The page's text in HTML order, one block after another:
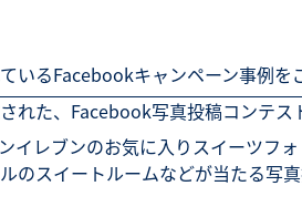
SNS広告運用
SNS勉強会・eラー
いるFacebookキャンペーン事例を
れた、Facebook写真投稿コンテス
イレブンのお気に入りスイーツフ
のスイートルームなどが当たる写